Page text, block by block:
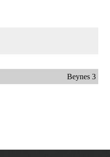
Beynes 3